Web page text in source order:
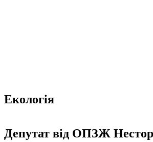
Екологія
Депутат від ОПЗЖ